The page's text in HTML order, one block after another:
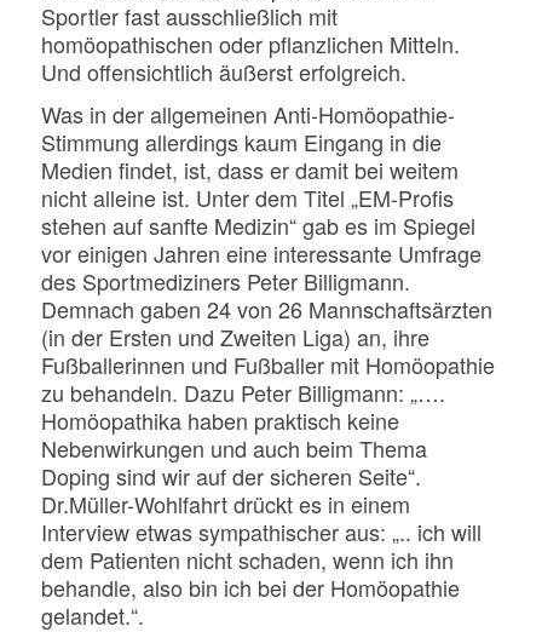
Sportler fast ausschließlich mit
homöopathischen oder pflanzlichen Mitteln.
Und offensichtlich äußerst erfolgreich.
Was in der allgemeinen Anti-Homöopathie-
Stimmung allerdings kaum Eingang in die
Medien findet, ist, dass er damit bei weitem
nicht alleine ist. Unter dem Titel „EM-Profis
stehen auf sanfte Medizin“ gab es im Spiegel
vor einigen Jahren eine interessante Umfrage
des Sportmediziners Peter Billigmann.
Demnach gaben 24 von 26 Mannschaftsärzten
(in der Ersten und Zweiten Liga) an, ihre
Fußballerinnen und Fußballer mit Homöopathie
zu behandeln. Dazu Peter Billigmann: „….
Homöopathika haben praktisch keine
Nebenwirkungen und auch beim Thema
Doping sind wir auf der sicheren Seite“.
Dr.Müller-Wohlfahrt drückt es in einem
Interview etwas sympathischer aus: „.. ich will
dem Patienten nicht schaden, wenn ich ihn
behandle, also bin ich bei der Homöopathie
gelandet.“.